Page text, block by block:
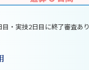
・実技2日目に終了審査あり